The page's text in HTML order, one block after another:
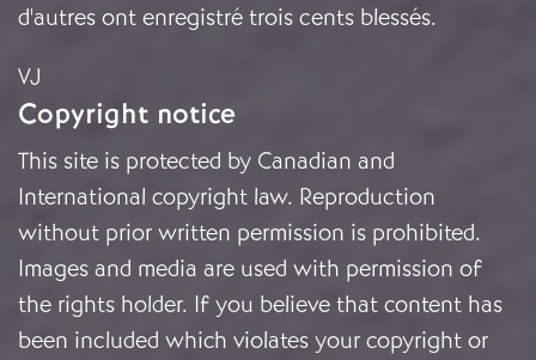
d'autres ont enregistré trois cents blessés.
VJ
Copyright notice
This site is protected by Canadian and
International copyright law. Reproduction
without prior written permission is prohibited.
Images and media are used with permission of
the rights holder. If you believe that content has
been included which violates your copyright or